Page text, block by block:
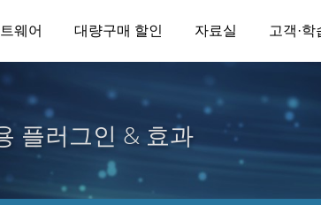
웨어 대량구매 할인 자료실 고객·학
플러그인 & 효과